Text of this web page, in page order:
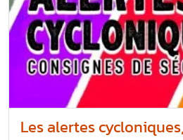
Les alertes